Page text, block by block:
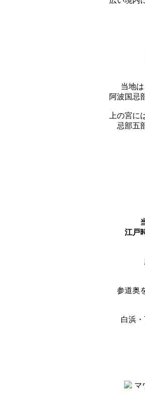
当地
阿波国忌
上の宮
忌部五
江戸
参道奥
白浜